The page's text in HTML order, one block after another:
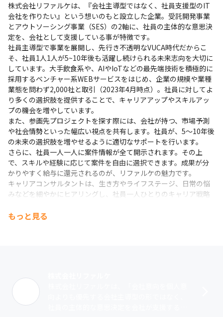
株式会社リファルケは、『会社主導型ではなく、社員支援型のIT
会社を作りたい』という想いのもと設立した企業。受託開発事業
とアウトソーシング事業（SES）の2軸に、社員の主体的な意思決
定を、会社として支援している事が特徴です。
社員主導型で事業を展開し、先行き不透明なVUCA時代だからこ
そ、社員1人1人が5~10年後も活躍し続けられる未来志向を大切に
しています。大手飲食系や、AIやIoTなどの最先端技術を積極的に
採用するベンチャー系WEBサービスをはじめ、企業の規模や業種
業態を問わず2,000社と取引（2023年4月時点）。社員に対してよ
り多くの選択肢を提供することで、キャリアアップやスキルアッ
プの機会を増やしています。
また、参画先プロジェクトを探す際には、会社が持つ、市場予測
や社会情勢といった幅広い視点を共有します。社員が、5～10年後
の未来の選択肢を増やせるように適切なサポートを行います。
さらに、社員一人一人に案件情報が全て開示されます。その上
で、スキルや経験に応じて案件を自由に選択できます。成果が分
かりやすく給与に還元されるのが、リファルケの魅力です。
キャリアコンサルタントは、生き方やライフステージ、日常の悩
みなどを細やかにヒアリングし、社員一人ひとりのキャリア戦略
を確保するために、基本原則として他部署への情報連携の一切を
今後もSES事業にて事業拡大を行いながら、新規事業として事業
承継や地方創生の領域にも幅を広げていく方針です。
もっと見る